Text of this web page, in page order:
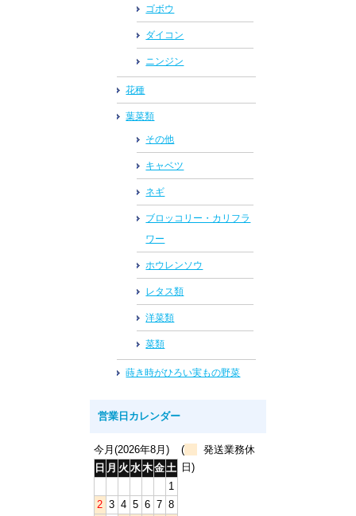
ゴボウ
ダイコン
ニンジン
花種
葉菜類
その他
キャベツ
ネギ
ブロッコリー・カリフラ
ワー
ホウレンソウ
レタス類
洋菜類
菜類
蒔き時がひろい実もの野菜
営業日カレンダー
今月(2026年8月)
日 月 火 水木金土
1
2 3 4 5 6 7 8
(
発送業務休
日)